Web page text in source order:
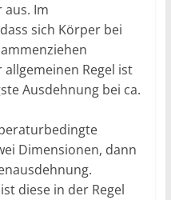
Im
sich Körper bei
Regel ist
Ausdehnung bei ca.
Dimensionen, dann
diese in der Regel